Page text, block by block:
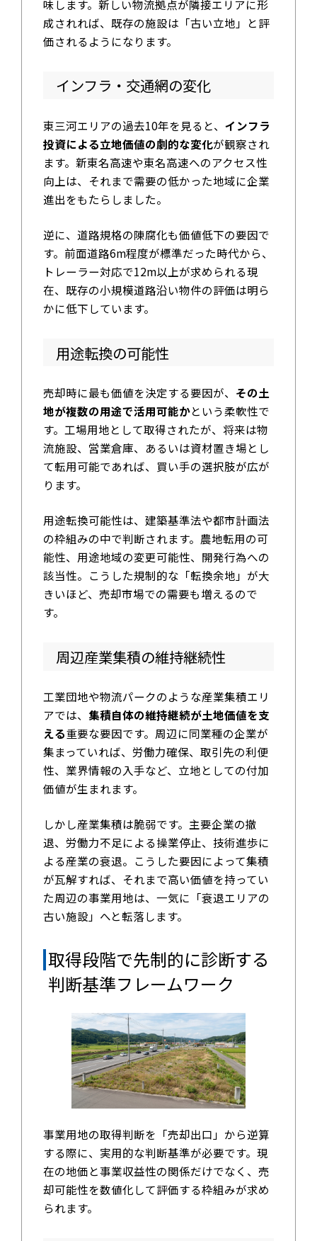
味します。新しい物流拠点が隣接エリアに形
成されれば、既存の施設は「古い立地」と評
価されるようになります。
インフラ・交通網の変化
東三河エリアの過去10年を見ると、 インフラ
投資による立地価値の劇的な変化が観察され
ます。新東名高速や東名高速へのアクセス性
向上は、それまで需要の低かった地域に企業
進出をもたらしました。
逆に、道路規格の陳腐化も価値低下の要因で
す。前面道路6m程度が標準だった時代から、
トレーラー対応で12m以上が求められる現
在、既存の小規模道路沿い物件の評価は明ら
かに低下しています。
用途転換の可能性
売却時に最も価値を決定する要因が、 その土
地が複数の用途で活用可能かという柔軟性で
す。工場用地として取得されたが、将来は物
流施設、営業倉庫、あるいは資材置き場とし
て転用可能であれば、買い手の選択肢が広が
ります。
用途転換可能性は、建築基準法や都市計画法
の枠組みの中で判断されます。農地転用の可
能性、用途地域の変更可能性、開発行為への
該当性。こうした規制的な「転換余地」が大
きいほど、売却市場での需要も増えるので
す。
周辺産業集積の維持継続性
工業団地や物流パークのような産業集積エリ
アでは、 集積自体の維持継続が土地価値を支
える重要な要因です。周辺に同業種の企業が
集まっていれば、労働力確保、取引先の利便
性、業界情報の入手など、立地としての付加
価値が生まれます。
しかし産業集積は脆弱です。主要企業の撤
退、労働力不足による操業停止、技術進歩に
よる産業の衰退。こうした要因によって集積
が瓦解すれば、それまで高い価値を持ってい
た周辺の事業用地は、一気に「衰退エリアの
古い施設」へと転落します。
取得段階で先制的に診断する
判断基準フレームワーク
事業用地の取得判断を「売却出口」から逆算
する際に、実用的な判断基準が必要です。現
在の地価と事業収益性の関係だけでなく、売
却可能性を数値化して評価する枠組みが求め
られます。